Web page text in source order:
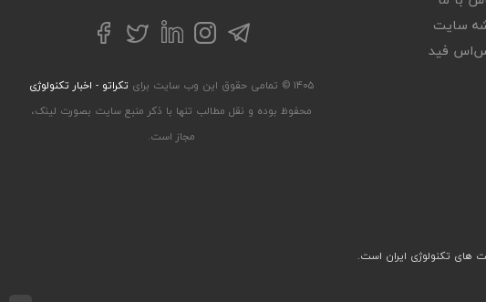
سایت
فید
تلگراماینستاگرام
لینکداینتوییترفیسبوک
۱۴۰۵ © تمامی حقوق این وب سایت برای
تکراتو - اخبار تکنولوژی
محفوظ بوده و نقل مطالب تنها با ذکر منبع سایت بصورت لینک،
مجاز است.
های تکنولوژی ایران است.